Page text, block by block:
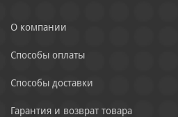
О компании
Способы оплаты
Способы доставки
Гарантия и возврат товара